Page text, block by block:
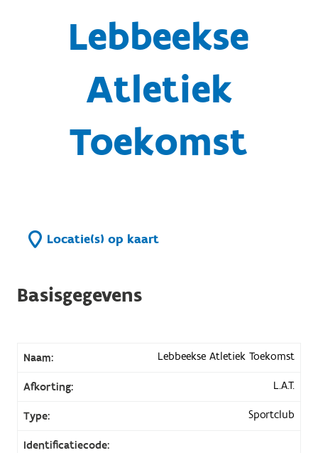
Lebbeekse
Atletiek
Toekomst
Locatie(s) op kaart
Basisgegevens
Naam: Lebbeekse Atletiek Toekomst
Afkorting: L.A.T.
Type: Sportclub
Identificatiecode: